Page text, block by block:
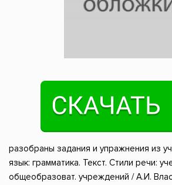
разобраны задания и упражнения из
язык: грамматика. Текст. Стили речи:
общеобразоват. учреждений / А.И.